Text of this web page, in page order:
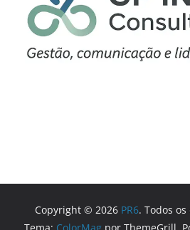
Copyright © 2026 PR6. Todos